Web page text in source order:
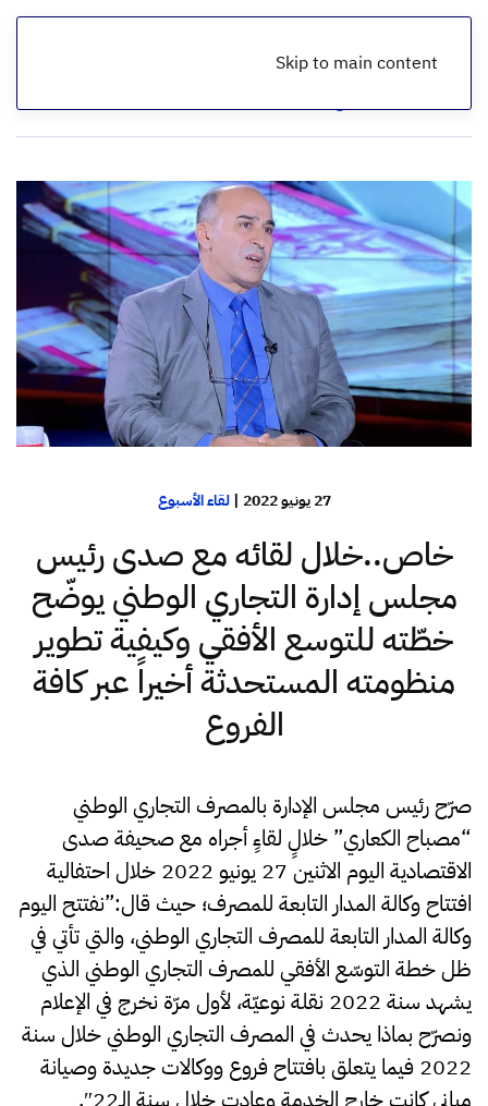
Skip to main content
الرئيسية
27 يونيو 2022 |لقاء الأسبوع
خاص..خلال لقائه مع صدى رئيس
مجلس إدارة التجاري الوطني يوضّح
خطّته للتوسع الأفقي وكيفية تطوير
منظومته المستحدثة أخيراً عبر كافة
الفروع
صرّح رئيس مجلس الإدارة بالمصرف التجاري الوطني
“مصباح الكعاري” خلالٍ لقاءٍ أجراه مع صحيفة صدى
الاقتصادية اليوم الاثنين 27 يونيو 2022 خلال احتفالية
افتتاح وكالة المدار التابعة للمصرف؛ حيث قال:”نفتتح اليوم
وكالة المدار التابعة للمصرف التجاري الوطني، والتي تأتي في
ظل خطة التوسّع الأفقي للمصرف التجاري الوطني الذي
يشهد سنة 2022 نقلة نوعيّة، لأول مرّة نخرج في الإعلام
ونصرّح بماذا يحدث في المصرف التجاري الوطني خلال سنة
2022 فيما يتعلق بافتتاح فروع ووكالات جديدة وصيانة
مباني كانت خارج الخدمة وعادت خلال سنة الـ22″.